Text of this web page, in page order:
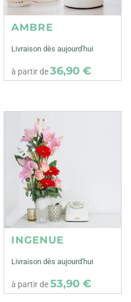
AMBRE
Livraison dès aujourd'hui
à partir de36,90 €
INGENUE
Livraison dès aujourd'hui
à partir de53,90 €